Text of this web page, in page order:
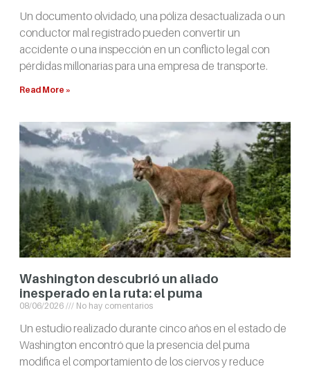
Un documento olvidado, una póliza desactualizada o un
conductor mal registrado pueden convertir un
accidente o una inspección en un conflicto legal con
pérdidas millonarias para una empresa de transporte.
Read More »
Washington descubrió un aliado
inesperado en la ruta: el puma
08/06/2026 No hay comentarios
Un estudio realizado durante cinco años en el estado de
Washington encontró que la presencia del puma
modifica el comportamiento de los ciervos y reduce